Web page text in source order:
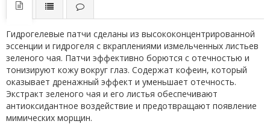
Гидрогелевые патчи сделаны из высококонцентрированной
эссенции и гидрогеля с вкраплениями измельченных листьев
зеленого чая. Патчи эффективно борются с отечностью и
тонизируют кожу вокруг глаз. Содержат кофеин, который
оказывает дренажный эффект и уменьшает отечность.
Экстракт зеленого чая и его листья обеспечивают
антиоксидантное воздействие и предотвращают появление
мимических морщин.